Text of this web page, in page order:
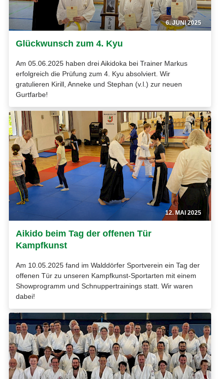
6. JUNI 2025
Glückwunsch zum 4. Kyu
Am 05.06.2025 haben drei Aikidoka bei Trainer Markus
erfolgreich die Prüfung zum 4. Kyu absolviert. Wir
gratulieren Kirill, Anneke und Stephan (v.l.) zur neuen
Gurtfarbe!
12. MAI 2025
Aikido beim Tag der offenen Tür
Kampfkunst
Am 10.05.2025 fand im Walddörfer Sportverein ein Tag der
offenen Tür zu unseren Kampfkunst-Sportarten mit einem
Showprogramm und Schnuppertrainings statt. Wir waren
dabei!